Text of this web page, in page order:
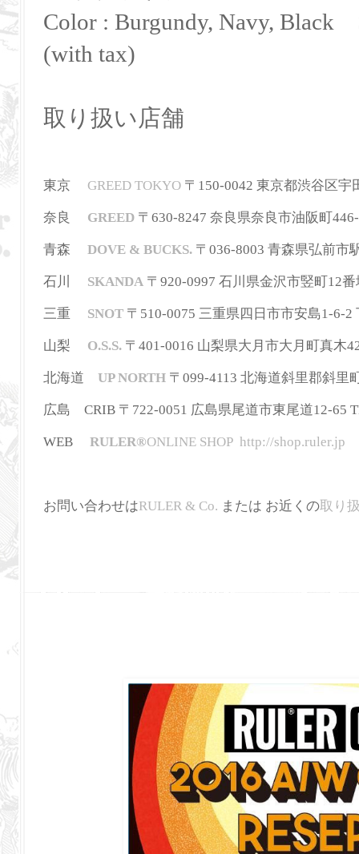
Color : Burgundy, Navy,
(with tax)
取り扱い店舗
東京 GREED TOKYO 〒150-0042 東京都渋谷区宇
奈良 GREED 〒630-8247 奈良県奈良市油阪町
青森 DOVE & BUCKS. 〒036-8003 青森県弘前市
石川 SKANDA 〒920-0997 石川県金沢市竪町12
三重 SNOT 〒510-0075 三重県四日市市安島1-6-
山梨 O.S.S. 〒401-0016 山梨県大月市大月町真木
北海道 UP NORTH 〒099-4113 北海道斜里郡斜里
広島 CRIB 〒722-0051 広島県尾道市東尾道12-65
WEB RULER®ONLINE SHOP http://shop.ruler.jp
お問い合わせはRULER & Co. または お近くの取り